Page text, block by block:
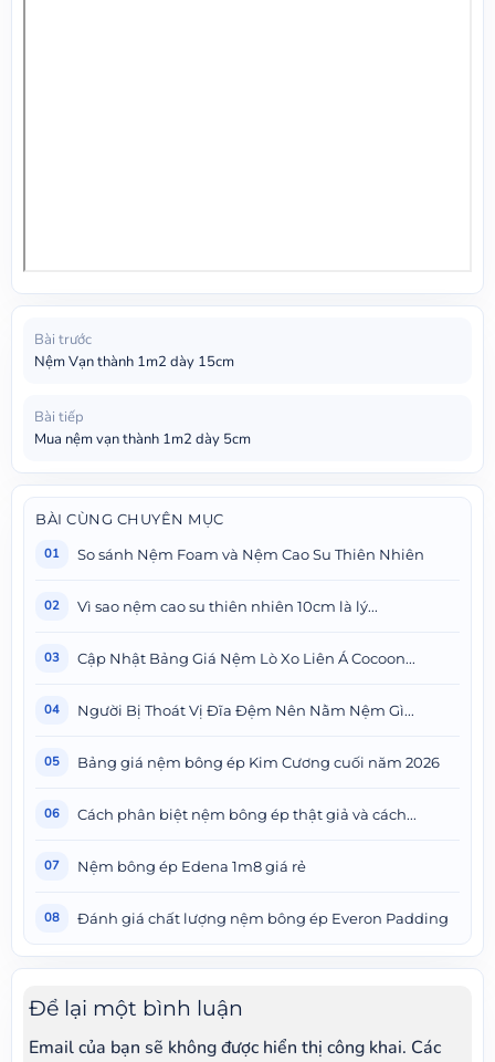
Bài trước
Nệm Vạn thành 1m2 dày 15cm
Bài tiếp
Mua nệm vạn thành 1m2 dày 5cm
BÀI CÙNG CHUYÊN MỤC
01 So sánh Nệm Foam và Nệm Cao Su Thiên Nhiên
02 Vì sao nệm cao su thiên nhiên 10cm là lý...
03 Cập Nhật Bảng Giá Nệm Lò Xo Liên Á Cocoon...
04 Người Bị Thoát Vị Đĩa Đệm Nên Nằm Nệm Gì...
05 Bảng giá nệm bông ép Kim Cương cuối năm 2026
06 Cách phân biệt nệm bông ép thật giả và cách...
07 Nệm bông ép Edena 1m8 giá rẻ
08 Đánh giá chất lượng nệm bông ép Everon Padding
Để lại một bình luận
Email của bạn sẽ không được hiển thị công khai. Các